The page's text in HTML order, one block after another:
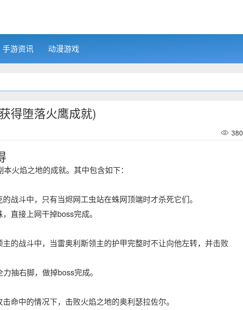
手游资讯 动漫游戏
得堕落火鹰成就)
380
火焰之地的成就。其中包含如下：
战斗中，只有当烬网工虫站在蛛网顶端时才杀死它们。
直接上网干掉boss完成。
的战斗中，当雷奥利斯领主的护甲完整时不让向他左转，并击败
抽右脚，做掉boss完成。
命中的情况下，击败火焰之地的奥利瑟拉佐尔。